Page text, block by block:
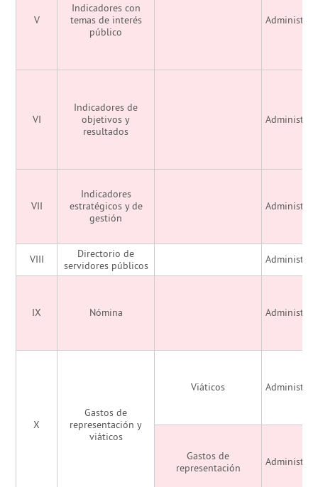
V
Indicadores con
temas de interés
público
VI
Indicadores de
objetivos y
resultados
VII
Indicadores
estratégicos y de
gestión
VIII
Directorio de
servidores públicos
IX Nómina
X
Gastos de
representación y
viáticos
Viáticos
Gastos de
representación